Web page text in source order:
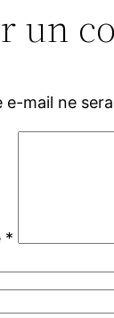
un
e-mail ne
*